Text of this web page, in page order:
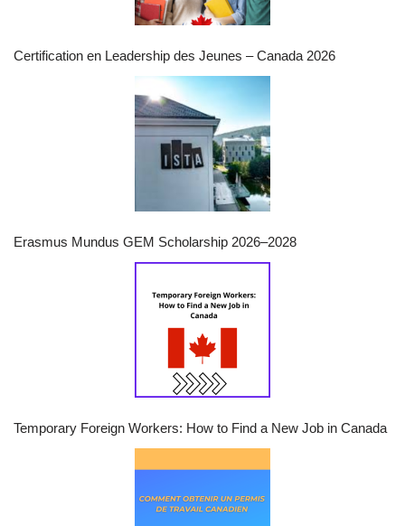
Certification en Leadership des Jeunes – Canada 2026
Erasmus Mundus GEM Scholarship 2026–2028
Temporary Foreign Workers: How to Find a New Job in Canada